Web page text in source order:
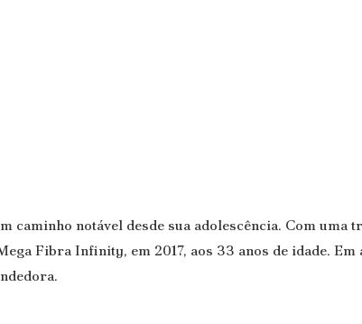
notável desde sua adolescência. Com uma
Fibra Infinity, em 2017, aos 33 anos de idade. Em